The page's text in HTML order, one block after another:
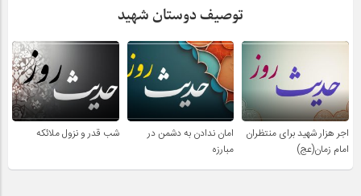
توصیف دوستان شهید
اجر هزار شهید برای منتظران
امام زمان(عج)
امان ندادن به دشمن در
مبارزه
شب قدر و نزول ملائکه